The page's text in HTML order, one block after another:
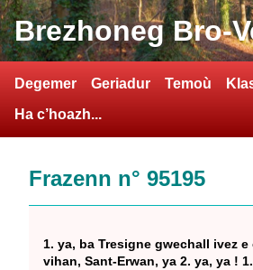
Brezhoneg Bro-
Degemer Geriadur Temoù
Ha c’hoazh...
Frazenn n° 95195
1. ya, ba Tresigne gwechall ivez
vihan, Sant-Erwan, ya 2. ya, ya !